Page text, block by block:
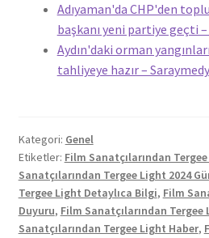
Adıyaman'da CHP'den
başkanı yeni partiye geçti
Aydın'daki orman
tahliyeye hazır –
Kategori: Genel
Etiketler: Film Sanatçılarından
Sanatçılarından Tergee Light 2024
Tergee Light Detaylıca Bilgi, Film
Duyuru, Film Sanatçılarından Tergee
Sanatçılarından Tergee Light Haber,